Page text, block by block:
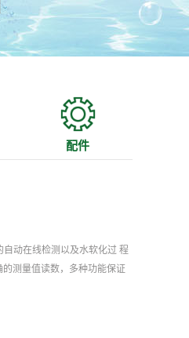
配件
动在线检测以及水软化过 程
测量值读数，多种功能保证